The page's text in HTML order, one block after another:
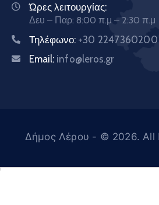
Ώρες λειτουργίας:
Δευ – Παρ: 8:00 π.μ – 2:30 π.μ
Τηλέφωνο: +30 2247360200
Email: info@leros.gr
Δήμος Λέρου - © 2026. All